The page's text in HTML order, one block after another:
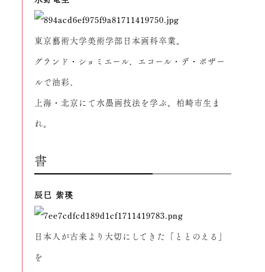
東京藝術大学美術学部日本画科卒業。
グランド・ショミエール、エコール・デ・ボザー
ルで油彩、
上海・北京にて水墨画技法を学ぶ。柏崎市生ま
れ。
書
辰巳 紫瑛
日本人が古来より大切にしてきた「ととのえる」
を